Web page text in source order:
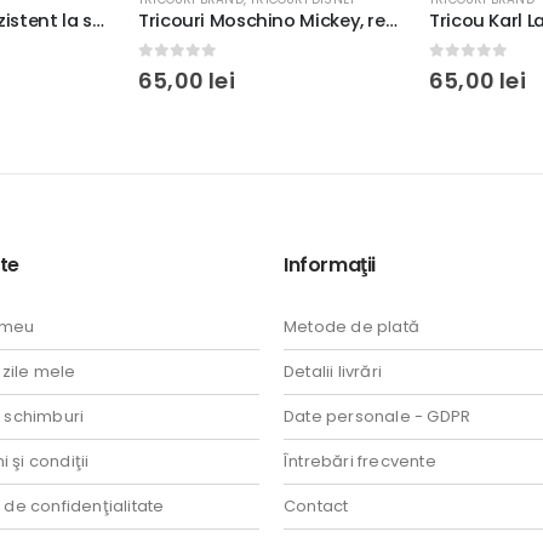
Tricou Nike Air, rezistent la spălări, bumbac 100%, regular fit, culoare alb/negru #2 Tricouri Moschino Mickey, rezistente la spălări, bumbac 100%, Regular Fit, culoare alb/negru
0 out of 5
65,00 lei 0 out of 5
65,00 lei
mele
schimburi
şi condiţii
de confidenţialitate
Informaţii
Metode de plată
Detalii livrări
Date personale - GDPR
Întrebări frecvente
Contact